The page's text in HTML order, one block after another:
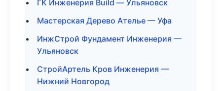
ГК Инженерия Build — Ульяновск
Мастерская Дерево Ателье — Уфа
ИнжСтрой Фундамент Инженерия —
Ульяновск
СтройАртель Кров Инженерия —
Нижний Новгород